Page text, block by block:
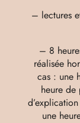
– lectures
– 8
réalisée
cas : une
heure de
une